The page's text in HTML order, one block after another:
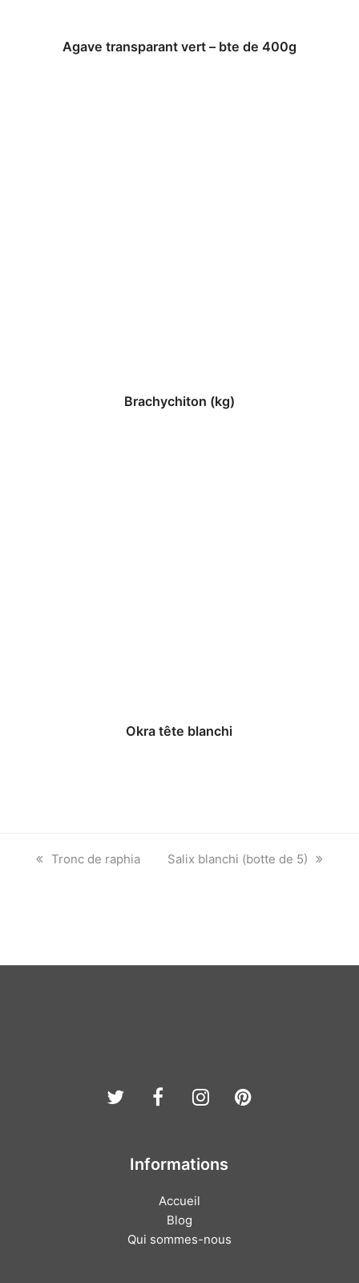
Agave transparant vert – bte de 400g
Brachychiton (kg)
Okra tête blanchi
previous
Tronc de raphia
next
Salix blanchi (botte de 5)
TwitterFacebook
Instagram
Pinterest
Informations
Accueil
Blog
Qui sommes-nous